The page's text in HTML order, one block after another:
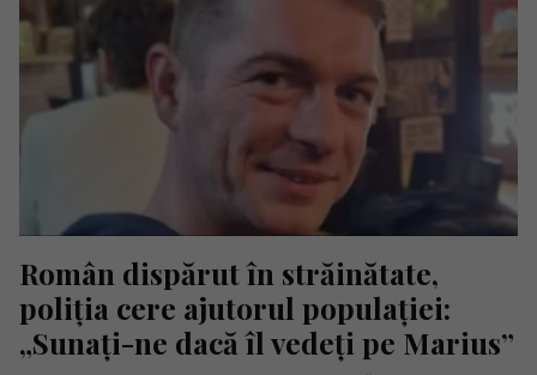
Român dispărut în străinătate,
poliția cere ajutorul populației:
„Sunați-ne dacă îl vedeți pe Marius”